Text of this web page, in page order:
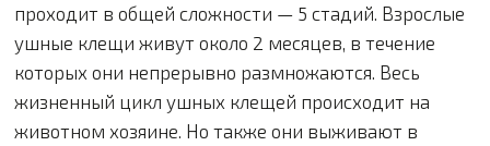
проходит в общей сложности — 5 стадий. Взрослые
ушные клещи живут около 2 месяцев, в течение
которых они непрерывно размножаются. Весь
жизненный цикл ушных клещей происходит на
животном хозяине. Но также они выживают в